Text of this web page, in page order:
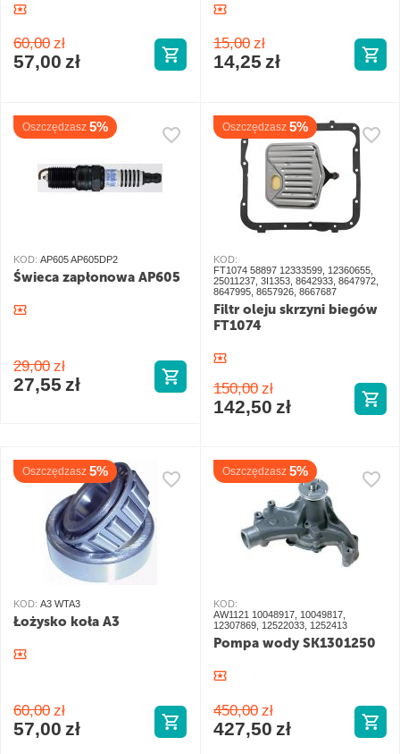
60,00 zł
57,00 zł
15,00 zł
14,25 zł
Oszczędzasz 5%
KOD: AP605 AP605DP2
Świeca zapłonowa AP605
29,00 zł
27,55 zł
Oszczędzasz 5%
KOD:
FT1074 58897 12333599, 12360655,
25011237, 3I1353, 8642933, 8647972,
8647995, 8657926, 8667687
Filtr oleju skrzyni biegów
FT1074
150,00 zł
142,50 zł
Oszczędzasz 5%
KOD: A3 WTA3
Łożysko koła A3
60,00 zł
57,00 zł
Oszczędzasz 5%
KOD:
AW1121 10048917, 10049817,
12307869, 12522033, 1252413
Pompa wody SK1301250
450,00 zł
427,50 zł